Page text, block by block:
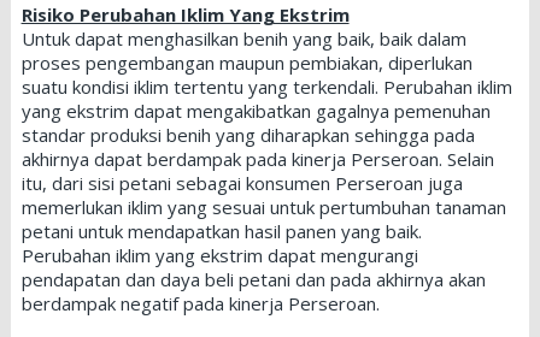
Risiko Perubahan Iklim Yang Ekstrim
Untuk dapat menghasilkan benih yang baik, baik dalam
proses pengembangan maupun pembiakan, diperlukan
suatu kondisi iklim tertentu yang terkendali. Perubahan iklim
yang ekstrim dapat mengakibatkan gagalnya pemenuhan
standar produksi benih yang diharapkan sehingga pada
akhirnya dapat berdampak pada kinerja Perseroan. Selain
itu, dari sisi petani sebagai konsumen Perseroan juga
memerlukan iklim yang sesuai untuk pertumbuhan tanaman
petani untuk mendapatkan hasil panen yang baik.
Perubahan iklim yang ekstrim dapat mengurangi
pendapatan dan daya beli petani dan pada akhirnya akan
berdampak negatif pada kinerja Perseroan.